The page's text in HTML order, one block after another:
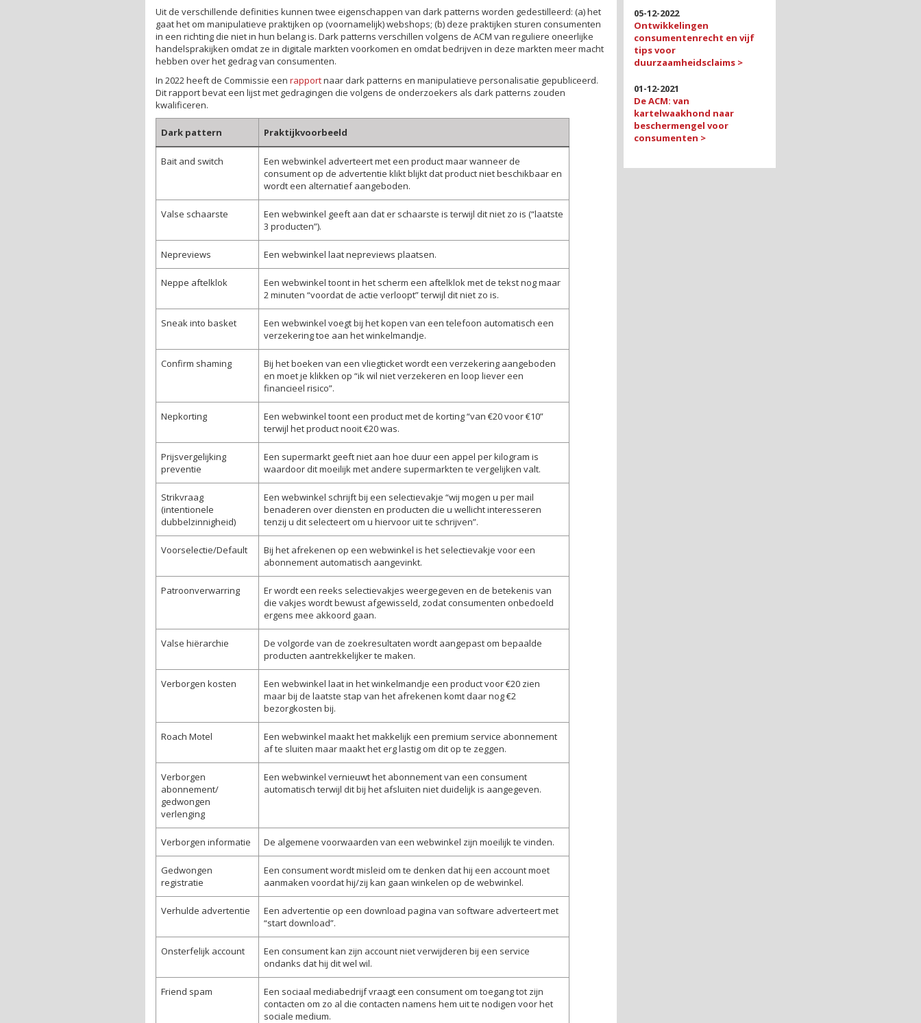
Uit de verschillende definities kunnen twee eigenschappen van dark patterns worden gedestilleerd: (a) het
gaat het om manipulatieve praktijken op (voornamelijk) webshops; (b) deze praktijken sturen consumenten
in een richting die niet in hun belang is. Dark patterns verschillen volgens de ACM van reguliere oneerlijke
handelsprakijken omdat ze in digitale markten voorkomen en omdat bedrijven in deze markten meer macht
hebben over het gedrag van consumenten.
In 2022 heeft de Commissie een rapportnaar dark patterns en manipulatieve personalisatie gepubliceerd.
Dit rapport bevat een lijst met gedragingen die volgens de onderzoekers als dark patterns zouden
kwalificeren.
Dark pattern Praktijkvoorbeeld
Bait and switch
Een webwinkel adverteert met een product maar wanneer de
consument op de advertentie klikt blijkt dat product niet beschikbaar en
wordt een alternatief aangeboden.
Valse schaarste
Een webwinkel geeft aan dat er schaarste is terwijl dit niet zo is (“laatste
3 producten”).
Nepreviews Een webwinkel laat nepreviews plaatsen.
Neppe aftelklok
Een webwinkel toont in het scherm een aftelklok met de tekst nog maar
2 minuten “voordat de actie verloopt” terwijl dit niet zo is.
Sneak into basket
Een webwinkel voegt bij het kopen van een telefoon automatisch een
verzekering toe aan het winkelmandje.
Confirm shaming
Bij het boeken van een vliegticket wordt een verzekering aangeboden
en moet je klikken op “ik wil niet verzekeren en loop liever een
financieel risico”.
Nepkorting
Een webwinkel toont een product met de korting “van €20 voor €10”
terwijl het product nooit €20 was.
Prijsvergelijking
preventie
Een supermarkt geeft niet aan hoe duur een appel per kilogram is
waardoor dit moeilijk met andere supermarkten te vergelijken valt.
Strikvraag
(intentionele
dubbelzinnigheid)
Een webwinkel schrijft bij een selectievakje “wij mogen u per mail
benaderen over diensten en producten die u wellicht interesseren
tenzij u dit selecteert om u hiervoor uit te schrijven”.
Voorselectie/Default
Bij het afrekenen op een webwinkel is het selectievakje voor een
abonnement automatisch aangevinkt.
Patroonverwarring
Er wordt een reeks selectievakjes weergegeven en de betekenis van
die vakjes wordt bewust afgewisseld, zodat consumenten onbedoeld
ergens mee akkoord gaan.
Valse hiërarchie
De volgorde van de zoekresultaten wordt aangepast om bepaalde
producten aantrekkelijker te maken.
Verborgen kosten
Een webwinkel laat in het winkelmandje een product voor €20 zien
maar bij de laatste stap van het afrekenen komt daar nog €2
bezorgkosten bij.
Roach Motel
Een webwinkel maakt het makkelijk een premium service abonnement
af te sluiten maar maakt het erg lastig om dit op te zeggen.
Verborgen
abonnement/
gedwongen
verlenging
Een webwinkel vernieuwt het abonnement van een consument
automatisch terwijl dit bij het afsluiten niet duidelijk is aangegeven.
Verborgen informatie De algemene voorwaarden van een webwinkel zijn moeilijk te vinden.
Gedwongen
registratie
Een consument wordt misleid om te denken dat hij een account moet
aanmaken voordat hij/zij kan gaan winkelen op de webwinkel.
Verhulde advertentie
Een advertentie op een download pagina van software adverteert met
“start download”.
Onsterfelijk account
Een consument kan zijn account niet verwijderen bij een service
ondanks dat hij dit wel wil.
Friend spam
Een sociaal mediabedrijf vraagt een consument om toegang tot zijn
contacten om zo al die contacten namens hem uit te nodigen voor het
sociale medium.
05-12-2022
Ontwikkelingen
consumentenrecht en vijf
tips voor
duurzaamheidsclaims >
01-12-2021
De ACM: van
kartelwaakhond naar
beschermengel voor
consumenten >